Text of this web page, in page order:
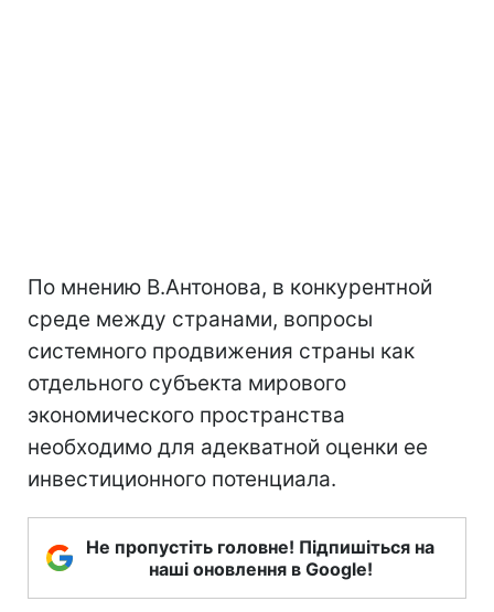
По мнению В.Антонова, в конкурентной
среде между странами, вопросы
системного продвижения страны как
отдельного субъекта мирового
экономического пространства
необходимо для адекватной оценки ее
инвестиционного потенциала.
Не пропустіть головне! Підпишіться на
наші оновлення в Google!